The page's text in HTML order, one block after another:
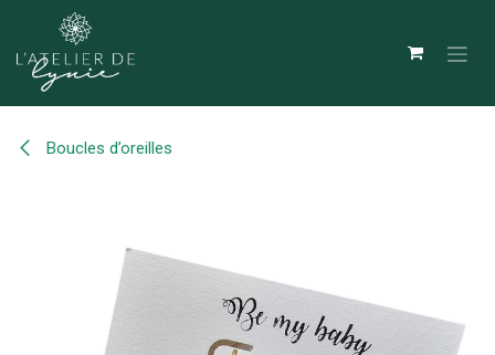
Se rendre au contenu
Boucles d’oreilles